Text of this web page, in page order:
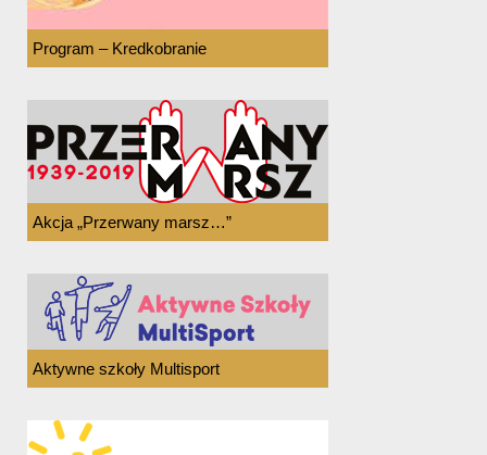
Program – Kredkobranie
Akcja „Przerwany marsz…”
Aktywne szkoły Multisport